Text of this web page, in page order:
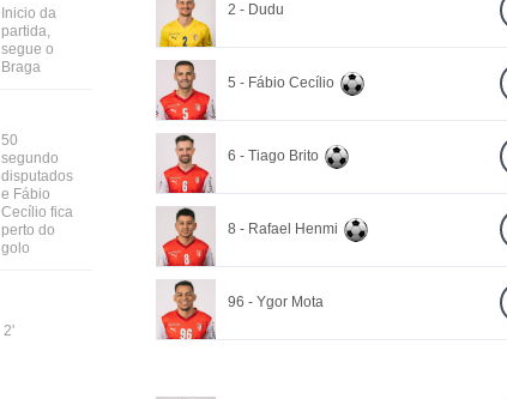
Inicio da
partida,
segue o
Braga
50
segundo
disputados
e Fábio
Cecílio fica
perto do
golo
2'
2 - Dudu
5 - Fábio Cecílio
6 - Tiago Brito
8 - Rafael Henmi
96 - Ygor Mota